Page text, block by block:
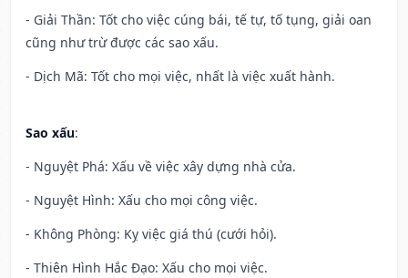
- Giải Thần: Tốt cho việc cúng bái, tế tự, tố tụng, giải oan
cũng như trừ được các sao xấu.
- Dịch Mã: Tốt cho mọi việc, nhất là việc xuất hành.
Sao xấu:
- Nguyệt Phá: Xấu về việc xây dựng nhà cửa.
- Nguyệt Hình: Xấu cho mọi công việc.
- Không Phòng: Kỵ việc giá thú (cưới hỏi).
- Thiên Hình Hắc Đạo: Xấu cho mọi việc.